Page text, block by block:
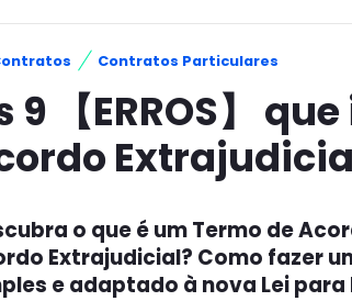
Contratos Particulares
9 【ERROS】
o que é um Termo de
Extrajudicial? Como fazer
e adaptado à nova Lei para